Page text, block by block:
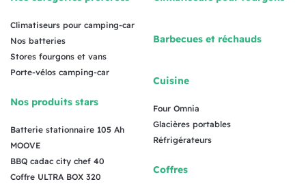
Climatiseurs pour camping-car
Nos batteries
Stores fourgons et vans
Porte-vélos camping-car
Nos produits stars
Batterie stationnaire 105 Ah
MOOVE
BBQ cadac city chef 40
Coffre ULTRA BOX 320
Barbecues et réchauds
Cuisine
Four Omnia
Glacières portables
Réfrigérateurs
Coffres